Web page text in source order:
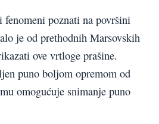
poznati na površini
je od prethodnih Marsovskih
ove vrtloge prašine.
puno boljom opremom od
omogućuje snimanje puno